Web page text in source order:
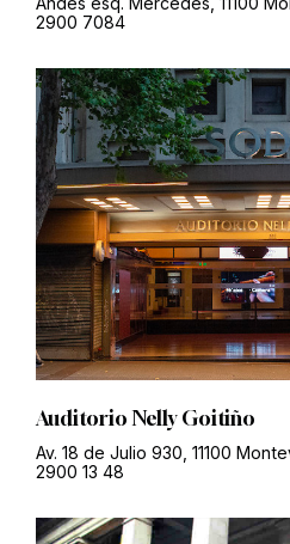
2900 7084
Auditorio Nelly Goitiño
Av. 18 de Julio 930, 11100
2900 13 48